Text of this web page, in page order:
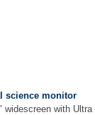
science monitor
widescreen with Ultra